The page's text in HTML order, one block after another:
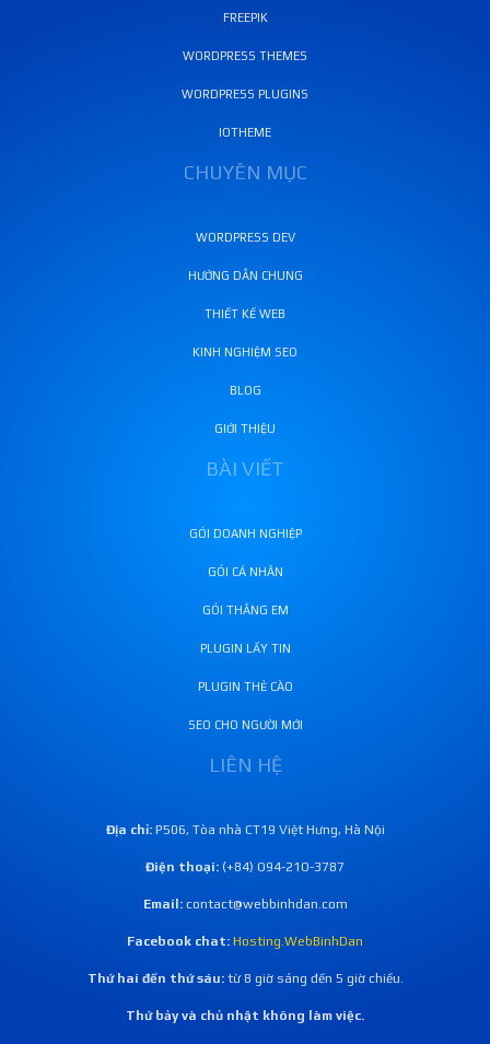
FREEPIK
WORDPRESS THEMES
WORDPRESS PLUGINS
IOTHEME
CHUYÊN MỤC
WORDPRESS DEV
HƯỚNG DẪN CHUNG
THIẾT KẾ WEB
KINH NGHIỆM SEO
BLOG
GIỚI THIỆU
BÀI VIẾT
GÓI DOANH NGHIỆP
GÓI CÁ NHÂN
GÓI THẰNG EM
PLUGIN LẤY TIN
PLUGIN THẺ CÀO
SEO CHO NGƯỜI MỚI
LIÊN HỆ
Địa chỉ:P506, Tòa nhà CT19 Việt Hưng, Hà Nội
Điện thoại: (+84) O94-21O-3787
Email: contact@webbinhdan.com
Facebook chat: Hosting.WebBinhDan
Thứ hai đến thứ sáu:từ 8 giờ sáng đến 5 giờ chiều.
Thứ bảy và chủ nhật không làm việc.